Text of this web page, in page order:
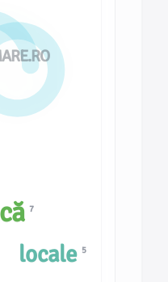
locale 5
7